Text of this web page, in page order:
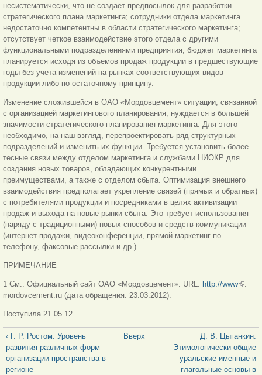
несистематически, что не создает предпосылок для разработки
стратегического плана маркетинга; сотрудники отдела маркетинга
недостаточно компетентны в области стратегического маркетинга;
отсутствует четкое взаимодействие этого отдела с другими
функциональными подразделениями предприятия; бюджет маркетинга
планируется исходя из объемов продаж продукции в предшествующие
годы без учета изменений на рынках соответствующих видов
продукции либо по остаточному принципу.
Изменение сложившейся в ОАО «Мордовцемент» ситуации, связанной
с организацией маркетингового планирования, нуждается в большей
значимости стратегического планирования маркетинга. Для этого
необходимо, на наш взгляд, перепроектировать ряд структурных
подразделений и изменить их функции. Требуется установить более
тесные связи между отделом маркетинга и службами НИОКР для
создания новых товаров, обладающих конкурентными
преимуществами, а также с отделом сбыта. Оптимизация внешнего
взаимодействия предполагает укрепление связей (прямых и обратных)
с потребителями продукции и посредниками в целях активизации
продаж и выхода на новые рынки сбыта. Это требует использования
(наряду с традиционными) новых способов и средств коммуникации
(интернет-продажи, видеоконференции, прямой маркетинг по
телефону, факсовые рассылки и др.).
ПРИМЕЧАНИЕ
1 См.: Официальный сайт ОАО «Мордовцемент». URL: http://www
.
mordovcement.ru (дата обращения: 23.03.2012).
Поступила 21.05.12.
‹ Г. Р. Ростом. Уровень
развития различных форм
организации пространства в
регионе
Вверх
Д. В. Цыганкин.
Этимологически общие
уральские именные и
глагольные основы в